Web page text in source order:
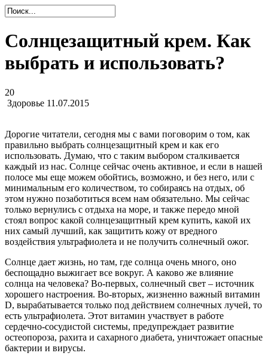
Солнцезащитный крем. Как
выбрать и использовать?
20
Здоровье 11.07.2015
Дорогие читатели, сегодня мы с вами поговорим о том, как
правильно выбрать солнцезащитный крем и как его
использовать. Думаю, что с таким выбором сталкивается
каждый из нас. Солнце сейчас очень активное, и если в нашей
полосе мы еще можем обойтись, возможно, и без него, или с
минимальным его количеством, то собираясь на отдых, об
этом нужно позаботиться всем нам обязательно. Мы сейчас
только вернулись с отдыха на море, и также передо мной
стоял вопрос какой солнцезащитный крем купить, какой их
них самый лучший, как защитить кожу от вредного
воздействия ультрафиолета и не получить солнечный ожог.
Солнце дает жизнь, но там, где солнца очень много, оно
беспощадно выжигает все вокруг. А каково же влияние
солнца на человека? Во-первых, солнечный свет – источник
хорошего настроения. Во-вторых, жизненно важный витамин
D, вырабатывается только под действием солнечных лучей, то
есть ультрафиолета. Этот витамин участвует в работе
сердечно-сосудистой системы, предупреждает развитие
остеопороза, рахита и сахарного диабета, уничтожает опасные
бактерии и вирусы.